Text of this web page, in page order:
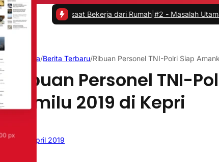
saat Bekerja dari Rumah|#2 -Masalah Utama Infrastruktur
Beranda/Berita Terbaru/Ribuan Personel TNI-Polri Siap
Ribuan Personel TNI-
Pemilu 2019 di Kepri
15 April 2019